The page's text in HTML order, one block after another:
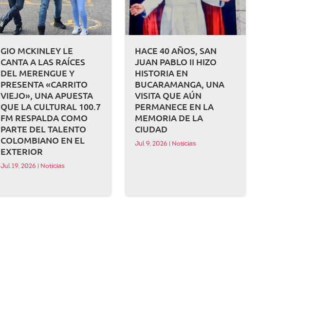
GIO MCKINLEY LE
CANTA A LAS RAÍCES
DEL MERENGUE Y
PRESENTA «CARRITO
VIEJO», UNA APUESTA
QUE LA CULTURAL 100.7
FM RESPALDA COMO
PARTE DEL TALENTO
COLOMBIANO EN EL
EXTERIOR
Jul 19, 2026 Noticias
HACE 40 AÑOS, SAN
JUAN PABLO II HIZO
HISTORIA EN
BUCARAMANGA, UNA
VISITA QUE AÚN
PERMANECE EN LA
MEMORIA DE LA
CIUDAD
Jul 9, 2026 Noticias